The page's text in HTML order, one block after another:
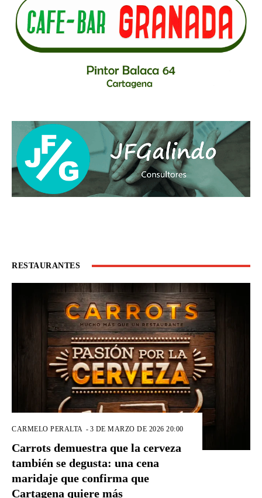
RESTAURANTES
CARMELO PERALTA - 3 DE MARZO DE 2026 20:00
Carrots demuestra que la cerveza
también se degusta: una cena
maridaje que confirma que
Cartagena quiere más